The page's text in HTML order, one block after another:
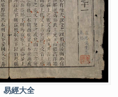
易經大全